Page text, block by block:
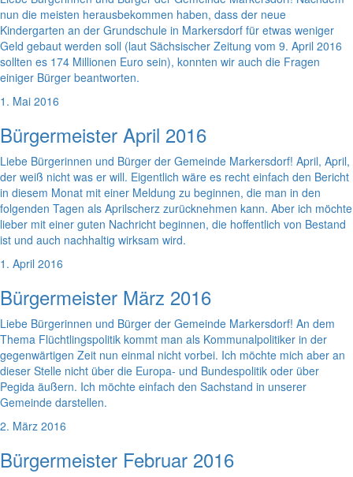
nun die meisten herausbekommen haben, dass der neue
Kindergarten an der Grundschule in Markersdorf für etwas weniger
Geld gebaut werden soll (laut Sächsischer Zeitung vom 9. April 2016
sollten es 174 Millionen Euro sein), konnten wir auch die Fragen
einiger Bürger beantworten.
1. Mai 2016
Bürgermeister April 2016
Liebe Bürgerinnen und Bürger der Gemeinde Markersdorf! April, April,
der weiß nicht was er will. Eigentlich wäre es recht einfach den Bericht
in diesem Monat mit einer Meldung zu beginnen, die man in den
folgenden Tagen als Aprilscherz zurücknehmen kann. Aber ich möchte
lieber mit einer guten Nachricht beginnen, die hoffentlich von Bestand
ist und auch nachhaltig wirksam wird.
1. April 2016
Bürgermeister März 2016
Liebe Bürgerinnen und Bürger der Gemeinde Markersdorf! An dem
Thema Flüchtlingspolitik kommt man als Kommunalpolitiker in der
gegenwärtigen Zeit nun einmal nicht vorbei. Ich möchte mich aber an
dieser Stelle nicht über die Europa- und Bundespolitik oder über
Pegida äußern. Ich möchte einfach den Sachstand in unserer
Gemeinde darstellen.
2. März 2016
Bürgermeister Februar 2016